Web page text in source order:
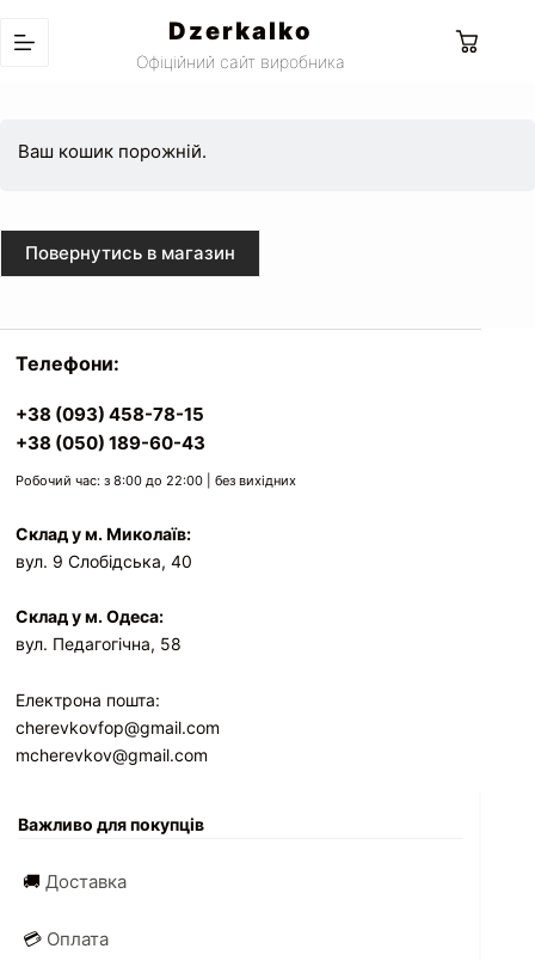
до
Dzerkalko
Офіційний сайт виробника Кошик
Ваш кошик порожній.
Повернутись в магазин
Телефони:
+38 (093) 458-78-15
+38 (050) 189-60-43
Робочий час: з 8:00 до 22:00 | без вихідних
Склад у м. Миколаїв:
вул. 9 Слобідська, 40
Склад у м. Одеса:
вул. Педагогічна, 58
Електрона пошта:
cherevkovfop@gmail.com
mcherevkov@gmail.com
Важливо для покупців
🚚Доставка
💳 Оплата